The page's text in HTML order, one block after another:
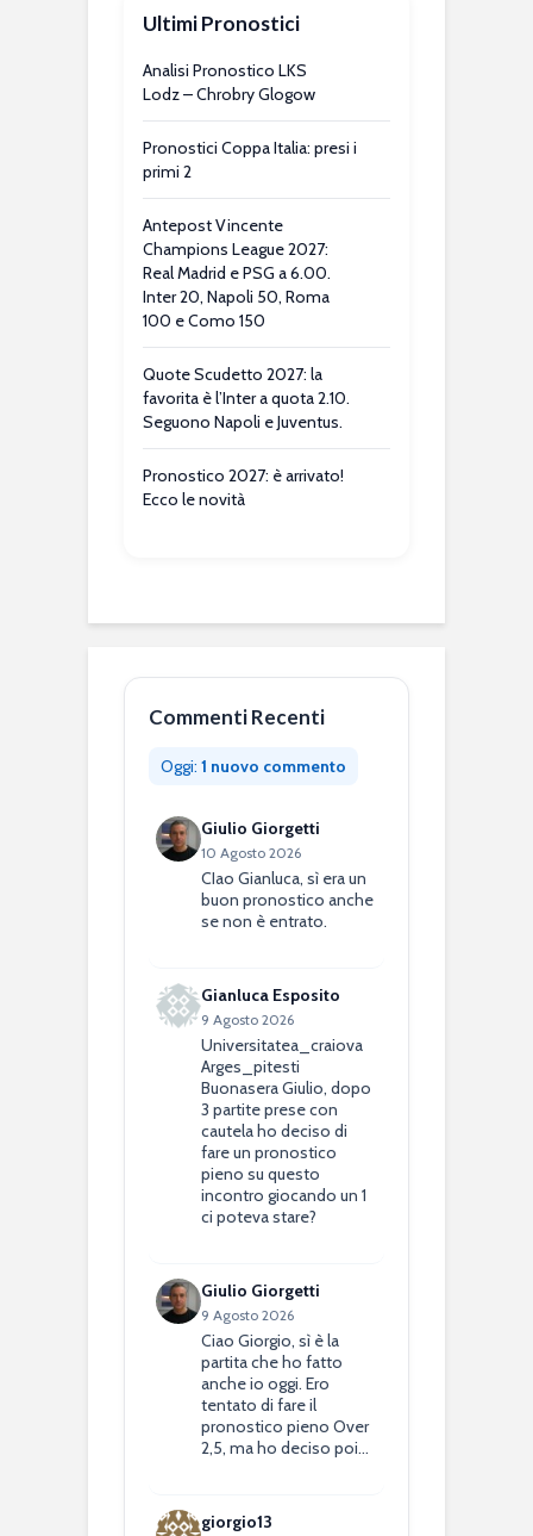
Ultimi Pronostici
Analisi Pronostico LKS
Lodz – Chrobry Glogow
Pronostici Coppa Italia: presi i
primi 2
Antepost Vincente
Champions League 2027:
Real Madrid e PSG a 6.00.
Inter 20, Napoli 50, Roma
100 e Como 150
Quote Scudetto 2027: la
favorita è l’Inter a quota 2.10.
Seguono Napoli e Juventus.
Pronostico 2027: è arrivato!
Ecco le novità
Commenti Recenti
Oggi: 1 nuovo commento
Giulio Giorgetti
10 Agosto 2026
CIao Gianluca, sì era un
buon pronostico anche
se non è entrato.
Gianluca Esposito
9 Agosto 2026
Universitatea_craiova
Arges_pitesti
Buonasera Giulio, dopo
3 partite prese con
cautela ho deciso di
fare un pronostico
pieno su questo
incontro giocando un 1
ci poteva stare?
Giulio Giorgetti
9 Agosto 2026
Ciao Giorgio, sì è la
partita che ho fatto
anche io oggi. Ero
tentato di fare il
pronostico pieno Over
2,5, ma ho deciso poi…
giorgio13